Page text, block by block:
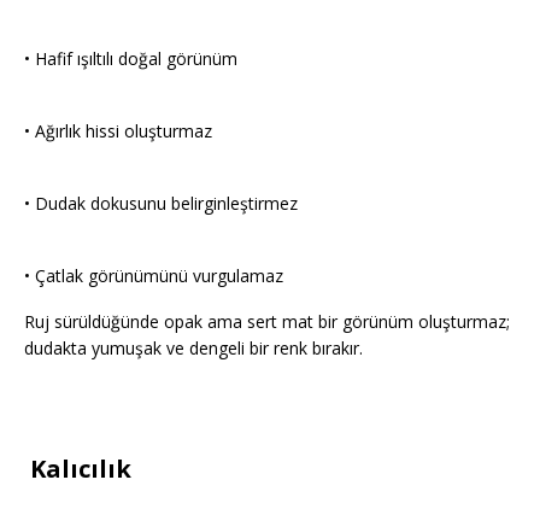
• Hafif ışıltılı doğal görünüm
• Ağırlık hissi oluşturmaz
• Dudak dokusunu belirginleştirmez
• Çatlak görünümünü vurgulamaz
Ruj sürüldüğünde opak ama sert mat bir görünüm oluşturmaz;
dudakta yumuşak ve dengeli bir renk bırakır.
Kalıcılık